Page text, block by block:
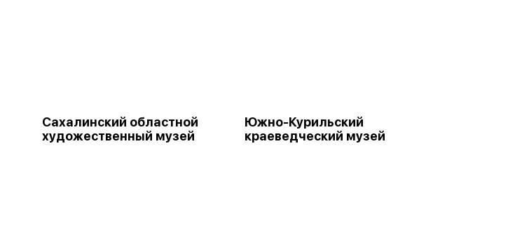
Сахалинский областной
художественный музей
Южно-Курильский
краеведческий музей